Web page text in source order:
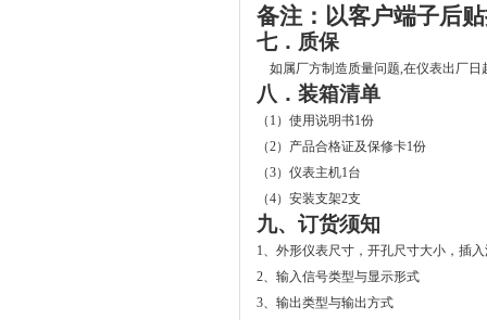
备注：以客户端子后
七．质保
如属厂方制造质量问题,在仪表出厂日
八．装箱清单
（ 1 ）使用说明书1份
（2）产品合格证及保修卡1份
（3）仪表主机1台
（4）安装支架2支
九、订货须知
1、外形仪表尺寸，开孔尺寸大小，插
2、输入信号类型与显示形式
3、输出类型与输出方式